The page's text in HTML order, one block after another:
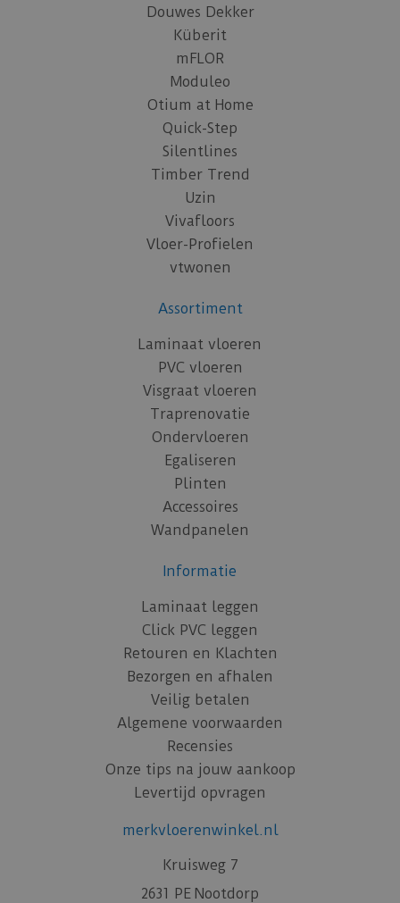
Douwes Dekker
Küberit
mFLOR
Moduleo
Otium at Home
Quick-Step
Silentlines
Timber Trend
Uzin
Vivafloors
Vloer-Profielen
vtwonen
Assortiment
Laminaat vloeren
PVC vloeren
Visgraat vloeren
Traprenovatie
Ondervloeren
Egaliseren
Plinten
Accessoires
Wandpanelen
Informatie
Laminaat leggen
Click PVC leggen
Retouren en Klachten
Bezorgen en afhalen
Veilig betalen
Algemene voorwaarden
Recensies
Onze tips na jouw aankoop
Levertijd opvragen
merkvloerenwinkel.nl
Kruisweg 7
2631 PE Nootdorp